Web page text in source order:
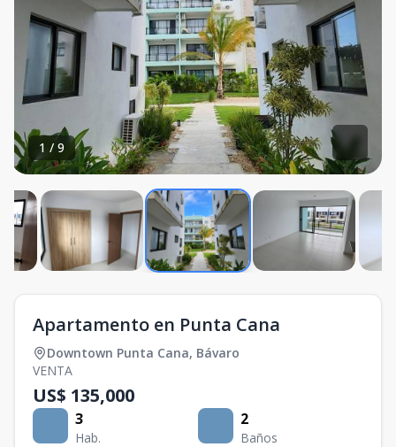
1 / 9
Apartamento en Punta Cana
Downtown Punta Cana, Bávaro
VENTA
US$ 135,000
3
Hab.
2
Baños